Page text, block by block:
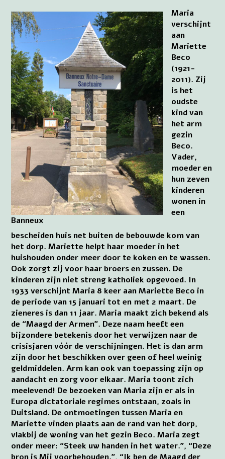
Banneux
Maria
verschijnt
aan
Mariette
Beco
(1921-
2011). Zij
is het
oudste
kind van
het arm
gezin
Beco.
Vader,
moeder en
hun zeven
kinderen
wonen in
een
bescheiden huis net buiten de bebouwde kom van
het dorp. Mariette helpt haar moeder in het
huishouden onder meer door te koken en te wassen.
Ook zorgt zij voor haar broers en zussen. De
kinderen zijn niet streng katholiek opgevoed. In
1933 verschijnt Maria 8 keer aan Mariette Beco in
de periode van 15 januari tot en met 2 maart. De
zieneres is dan 11 jaar. Maria maakt zich bekend als
de “Maagd der Armen”. Deze naam heeft een
bijzondere betekenis door het verwijzen naar de
crisisjaren vóór de verschijningen. Het is dan arm
zijn door het beschikken over geen of heel weinig
geldmiddelen. Arm kan ook van toepassing zijn op
aandacht en zorg voor elkaar. Maria toont zich
meelevend! De bezoeken van Maria zijn er als in
Europa dictatoriale regimes ontstaan, zoals in
Duitsland. De ontmoetingen tussen Maria en
Mariette vinden plaats aan de rand van het dorp,
vlakbij de woning van het gezin Beco. Maria zegt
onder meer: “Steek uw handen in het water.”, “Deze